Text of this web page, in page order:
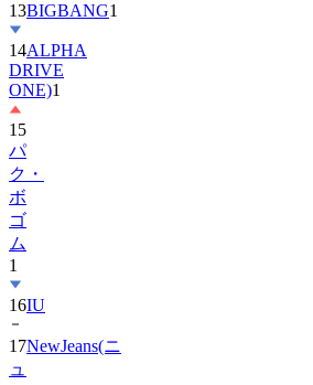
14ALPHA
DRIVE
ONE)1
15
パ
ク・
ボ
ゴ
ム
1
16
17NewJeans(ニ
ュ
ー
ジ